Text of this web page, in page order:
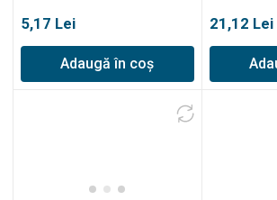
5,17 Lei
Adaugă în coș
21,12 Lei